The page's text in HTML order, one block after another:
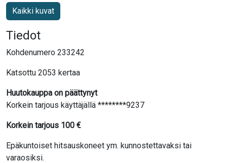
Kaikki kuvat
Tiedot
Kohdenumero 233242
Katsottu 2053 kertaa
Huutokauppa on päättynyt
Korkein tarjous käyttäjällä ********9237
Korkein tarjous 100 €
Epäkuntoiset hitsauskoneet ym. kunnostettavaksi tai
varaosiksi.